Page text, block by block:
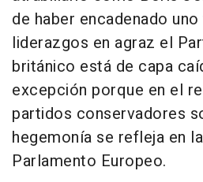
de haber encadenado
liderazgos en agraz el
británico está de capa
excepción porque en el
partidos conservadores
hegemonía se refleja en
Parlamento Europeo.